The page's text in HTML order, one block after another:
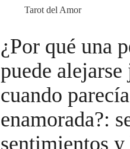
Tarot del Amor
¿Por qué una
puede alejarse
cuando parecía
enamorada?:
sentimientos y